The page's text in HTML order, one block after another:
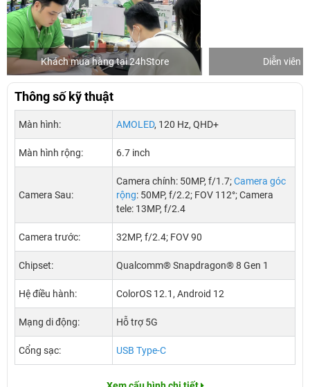
Khách mua hàng tại 24hStore Diễn viên
Thông số kỹ thuật
Màn hình: AMOLED, 120 Hz, QHD+
Màn hình rộng: 6.7 inch
Camera Sau:
Camera chính: 50MP, f/1.7;Camera góc
rộng: 50MP, f/2.2; FOV 112°; Camera
tele: 13MP, f/2.4
Camera trước: 32MP, f/2.4; FOV 90
Chipset: Qualcomm® Snapdragon® 8 Gen 1
Hệ điều hành: ColorOS 12.1, Android 12
Mạng di động: Hỗ trợ 5G
Cổng sạc: USB Type-C